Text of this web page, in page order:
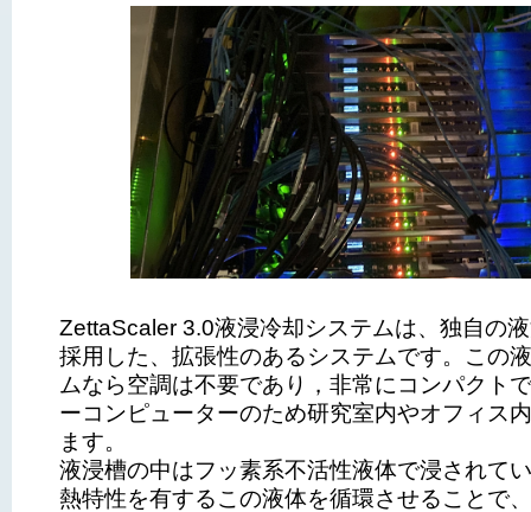
ZettaScaler 3.0液浸冷却システムは、独自の
採用した、拡張性のあるシステムです。この
ムなら空調は不要であり，非常にコンパクト
ーコンピューターのため研究室内やオフィス
ます。
液浸槽の中はフッ素系不活性液体で浸されて
熱特性を有するこの液体を循環させることで